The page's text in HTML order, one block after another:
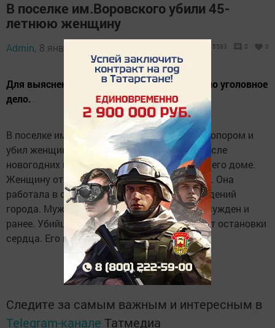
В поселке им.Воровского убили 45-
летнюю женщину
Admin, 8 января 2022 - 12:20 5593 0 0
Для выяснения причин убийства возбуждено уголовное
дело.
В поселке им.Воровского мужчина ударил топором и
убил женщину с тремя детьми, с которой после
новогодних праздников вместе отдыхали в его доме.
Женщину отвезли в морг для обследования. Она
работала в одном из средних учебных заведений
города. Мужчина, убивший женщину, был осужден и
ранее. Убийцу арестовали, и он скончался от остановки
сердца. Его похоронили.
Следите за самым важным и интересным в
Telegram-канале Татмедиа